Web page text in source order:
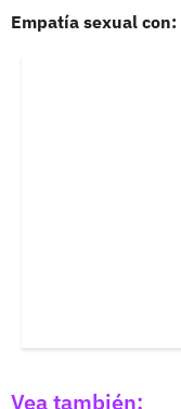
Empatía sexual con:
Vea también: